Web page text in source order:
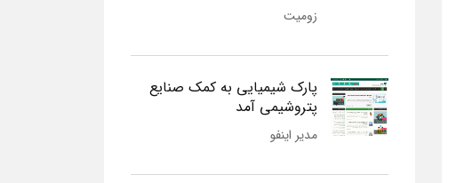
زومیت
پارک شیمیایی به کمک صنایع
پتروشیمی آمد
مدیر اینفو